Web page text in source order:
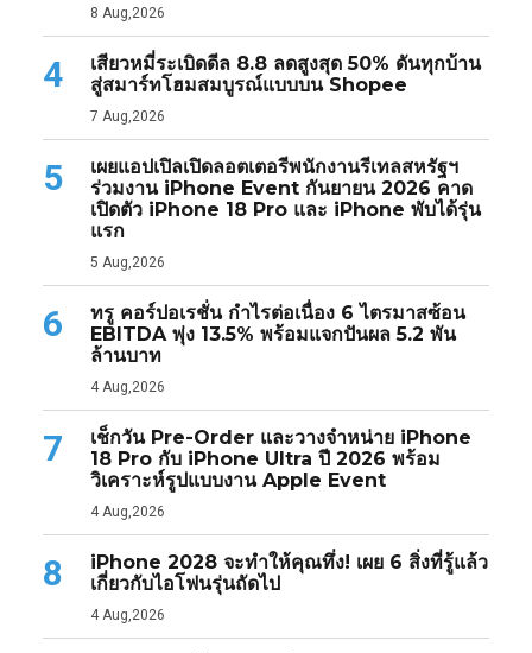
8 Aug,2026
4
เสียวหมี่ระเบิดดีล 8.8 ลดสูงสุด 50% ดันทุกบ้าน
สู่สมาร์ทโฮมสมบูรณ์แบบบน Shopee
7 Aug,2026
5
เผยแอปเปิลเปิดลอตเตอรีพนักงานรีเทลสหรัฐฯ
ร่วมงาน iPhone Event กันยายน 2026 คาด
เปิดตัว iPhone 18 Pro และ iPhone พับได้รุ่น
แรก
5 Aug,2026
6
ทรู คอร์ปอเรชั่น กำไรต่อเนื่อง 6 ไตรมาสซ้อน
EBITDA พุ่ง 13.5% พร้อมแจกปันผล 5.2 พัน
ล้านบาท
4 Aug,2026
7
เช็กวัน Pre-Order และวางจำหน่าย iPhone
18 Pro กับ iPhone Ultra ปี 2026 พร้อม
วิเคราะห์รูปแบบงาน Apple Event
4 Aug,2026
8
iPhone 2028 จะทำให้คุณทึ่ง! เผย 6 สิ่งที่รู้แล้ว
เกี่ยวกับไอโฟนรุ่นถัดไป
4 Aug,2026